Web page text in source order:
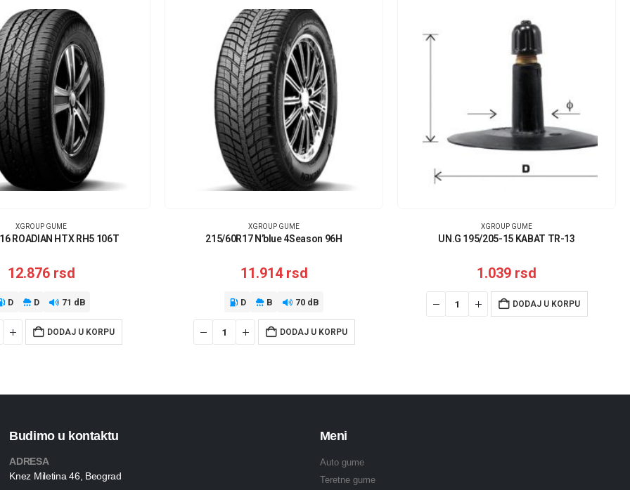
XGROUP GUME
ROADIAN HTX RH5 106T
12.876 rsd
D D 71 dB
DODAJ U KORPU
XGROUP GUME
215/60R17 N’blue 4Season 96H
11.914 rsd
D B 70 dB
DODAJ U KORPU
XGROUP GUME
UN.G 195/205-15 KABAT TR-13
1.039 rsd
DODAJ U KORPU
Budimo u kontaktu
ADRESA
Knez Miletina 46, Beograd
Meni
Auto gume
Teretne gume